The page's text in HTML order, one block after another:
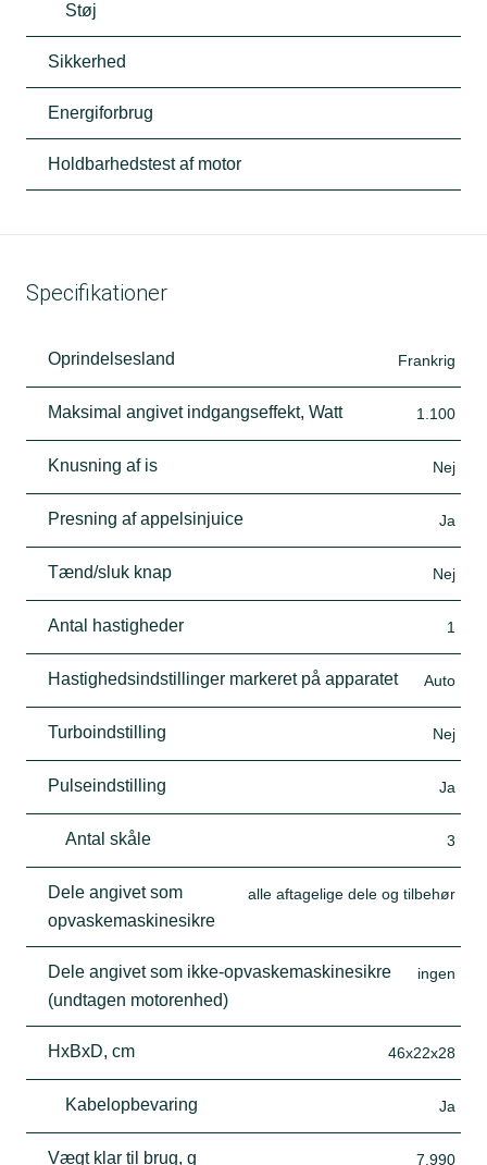
Støj
Sikkerhed
Energiforbrug
Holdbarhedstest af motor
Specifikationer
Oprindelsesland Frankrig
Maksimal angivet indgangseffekt, Watt 1.100
Knusning af is Nej
Presning af appelsinjuice Ja
Tænd/sluk knap Nej
Antal hastigheder 1
Hastighedsindstillinger markeret på apparatet Auto
Turboindstilling Nej
Pulseindstilling Ja
Antal skåle 3
Dele angivet som
opvaskemaskinesikre
alle aftagelige dele og tilbehør
Dele angivet som ikke-opvaskemaskinesikre
(undtagen motorenhed)
ingen
HxBxD, cm 46x22x28
Kabelopbevaring Ja
Vægt klar til brug, g 7.990